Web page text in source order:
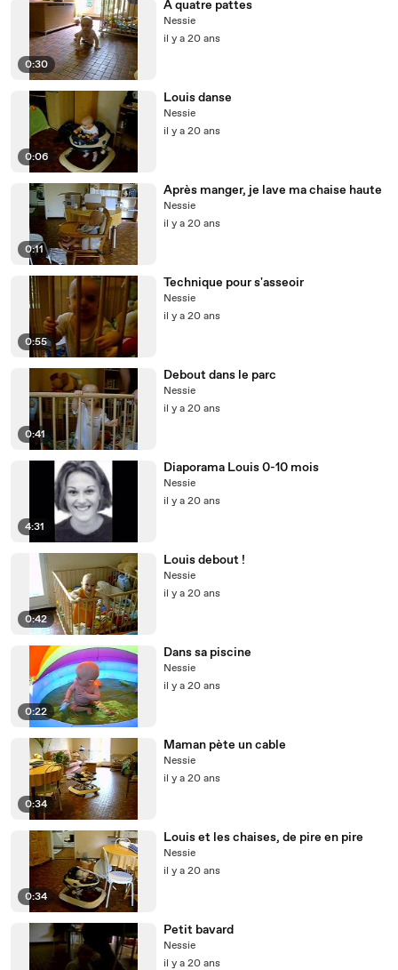
0:30
A quatre pattes
Nessie
il y a 20 ans
0:06
Louis danse
Nessie
il y a 20 ans
0:11
Après manger, je lave ma chaise haute
Nessie
il y a 20 ans
0:55
Technique pour s'asseoir
Nessie
il y a 20 ans
0:41
Debout dans le parc
Nessie
il y a 20 ans
4:31
Diaporama Louis 0-10 mois
Nessie
il y a 20 ans
0:42
Louis debout !
Nessie
il y a 20 ans
0:22
Dans sa piscine
Nessie
il y a 20 ans
0:34
Maman pète un cable
Nessie
il y a 20 ans
0:34
Louis et les chaises, de pire en pire
Nessie
il y a 20 ans
Petit bavard
Nessie
il y a 20 ans